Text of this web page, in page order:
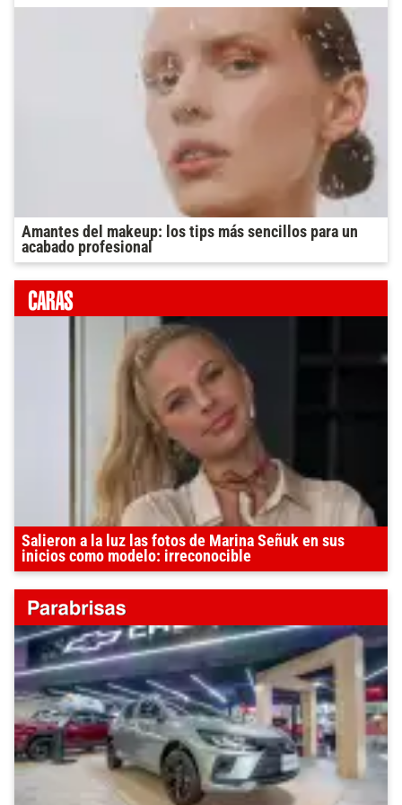
Amantes del makeup: los tips más sencillos para un
acabado profesional
Salieron a la luz las fotos de Marina Señuk en sus
inicios como modelo: irreconocible